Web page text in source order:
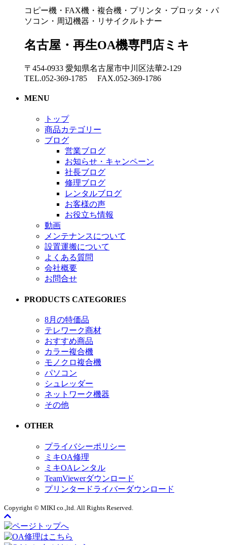
コピー機・FAX機・複合機・プリンタ・プロッタ・パ
ソコン・周辺機器・リサイクルトナー
名古屋・再生OA機専門店ミキ
〒454-0933 愛知県名古屋市中川区法華2-129
TEL.052-369-1785 FAX.052-369-1786
MENU
トップ
商品カテゴリー
ブログ
営業ブログ
お知らせ・キャンペーン
社長ブログ
修理ブログ
レンタルブログ
お客様の声
お役立ち情報
動画
メンテナンスについて
設置運搬について
よくある質問
会社概要
お問合せ
PRODUCTS CATEGORIES
8月の特価品
テレワーク商材
おすすめ商品
カラー複合機
モノクロ複合機
パソコン
シュレッダー
ネットワーク機器
その他
OTHER
プライバシーポリシー
ミキOA修理
ミキOAレンタル
TeamViewerダウンロード
プリンタードライバーダウンロード
Copyright © MIKI co.,ltd. All Rights Reserved.